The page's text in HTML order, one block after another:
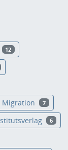
12
Migration 7
6